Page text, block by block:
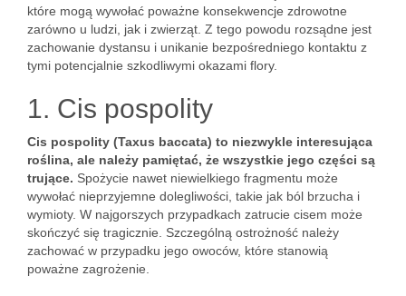
które mogą wywołać poważne konsekwencje zdrowotne
zarówno u ludzi, jak i zwierząt. Z tego powodu rozsądne jest
zachowanie dystansu i unikanie bezpośredniego kontaktu z
tymi potencjalnie szkodliwymi okazami flory.
1. Cis pospolity
Cis pospolity (Taxus baccata) to niezwykle interesująca
roślina, ale należy pamiętać, że wszystkie jego części są
trujące. Spożycie nawet niewielkiego fragmentu może
wywołać nieprzyjemne dolegliwości, takie jak ból brzucha i
wymioty. W najgorszych przypadkach zatrucie cisem może
skończyć się tragicznie. Szczególną ostrożność należy
zachować w przypadku jego owoców, które stanowią
poważne zagrożenie.